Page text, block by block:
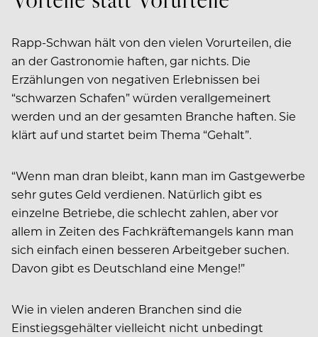
Rapp-Schwan hält von den vielen Vorurteilen, die
an der Gastronomie haften, gar nichts. Die
Erzählungen von negativen Erlebnissen bei
“schwarzen Schafen” würden verallgemeinert
werden und an der gesamten Branche haften. Sie
klärt auf und startet beim Thema “Gehalt”.
“Wenn man dran bleibt, kann man im Gastgewerbe
sehr gutes Geld verdienen. Natürlich gibt es
einzelne Betriebe, die schlecht zahlen, aber vor
allem in Zeiten des Fachkräftemangels kann man
sich einfach einen besseren Arbeitgeber suchen.
Davon gibt es Deutschland eine Menge!”
Wie in vielen anderen Branchen sind die
Einstiegsgehälter vielleicht nicht unbedingt